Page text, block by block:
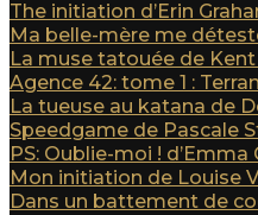
The initiation d’Erin
Ma belle-mère me
La muse tatouée de
Agence 42: tome 1 :
La tueuse au katana de
Speedgame de Pascale
PS: Oublie-moi ! d’Emma
Mon initiation de Louise
Dans un battement de